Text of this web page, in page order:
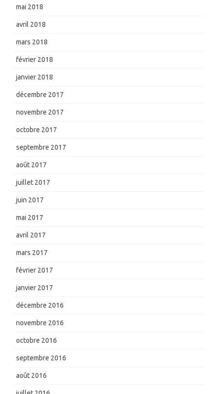
mai 2018
avril 2018
mars 2018
février 2018
janvier 2018
décembre 2017
novembre 2017
octobre 2017
septembre 2017
août 2017
juillet 2017
juin 2017
mai 2017
avril 2017
mars 2017
février 2017
janvier 2017
décembre 2016
novembre 2016
octobre 2016
septembre 2016
août 2016